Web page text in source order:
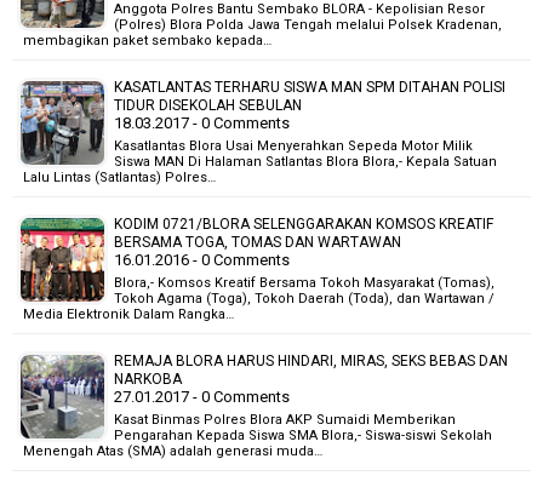
Anggota Polres Bantu Sembako BLORA - Kepolisian Resor
(Polres) Blora Polda Jawa Tengah melalui Polsek Kradenan,
membagikan paket sembako kepada…
KASATLANTAS TERHARU SISWA MAN SPM DITAHAN POLISI
TIDUR DISEKOLAH SEBULAN
18.03.2017 - 0 Comments
Kasatlantas Blora Usai Menyerahkan Sepeda Motor Milik
Siswa MAN Di Halaman Satlantas Blora Blora,- Kepala Satuan
Lalu Lintas (Satlantas) Polres…
KODIM 0721/BLORA SELENGGARAKAN KOMSOS KREATIF
BERSAMA TOGA, TOMAS DAN WARTAWAN
16.01.2016 - 0 Comments
Blora,- Komsos Kreatif Bersama Tokoh Masyarakat (Tomas),
Tokoh Agama (Toga), Tokoh Daerah (Toda), dan Wartawan /
Media Elektronik Dalam Rangka…
REMAJA BLORA HARUS HINDARI, MIRAS, SEKS BEBAS DAN
NARKOBA
27.01.2017 - 0 Comments
Kasat Binmas Polres Blora AKP Sumaidi Memberikan
Pengarahan Kepada Siswa SMA Blora,- Siswa-siswi Sekolah
Menengah Atas (SMA) adalah generasi muda…